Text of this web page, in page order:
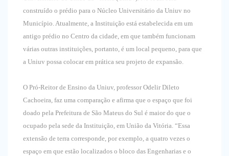
construído o prédio para o Núcleo Universitário da Uniuv no
Município. Atualmente, a Instituição está estabelecida em um
antigo prédio no Centro da cidade, em que também funcionam
várias outras instituições, portanto, é um local pequeno, para que
a Uniuv possa colocar em prática seu projeto de expansão.
O Pró-Reitor de Ensino da Uniuv, professor Odelir Dileto
Cachoeira, faz uma comparação e afirma que o espaço que foi
doado pela Prefeitura de São Mateus do Sul é maior do que o
ocupado pela sede da Instituição, em União da Vitória. “Essa
extensão de terra corresponde, por exemplo, a quatro vezes o
espaço em que estão localizados o bloco das Engenharias e o